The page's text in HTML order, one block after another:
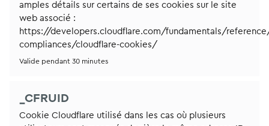
amples détails sur certains de ses cookies sur le site
web associé :
https://developers.cloudflare.com/fundamentals/
compliances/cloudflare-cookies/
Valide pendant 30 minutes
_CFRUID
Cookie Cloudflare utilisé dans les cas où plusieurs